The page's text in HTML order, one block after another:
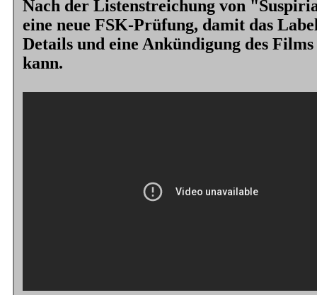
Nach der Listenstreichung von
eine neue FSK-Prüfung, damit das
Details und eine Ankündigung des
kann.